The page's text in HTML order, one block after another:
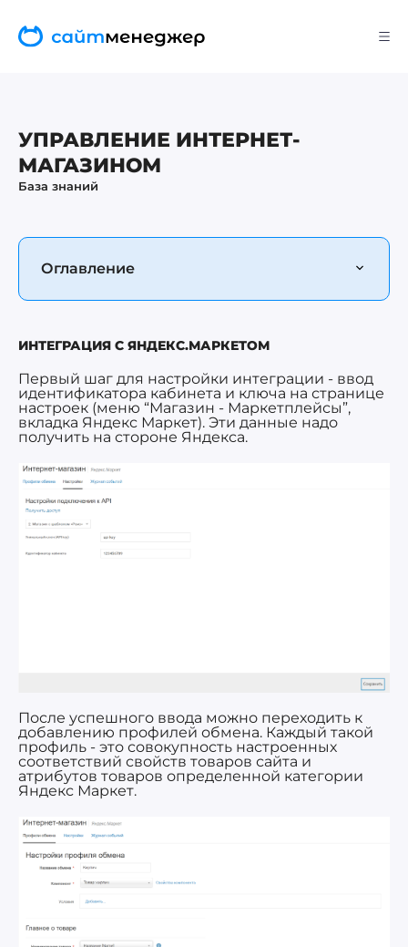
УПРАВЛЕНИЕ ИНТЕРНЕТ-
МАГАЗИНОМ
База знаний
Оглавление
ИНТЕГРАЦИЯ С ЯНДЕКС.МАРКЕТОМ
Первый шаг для настройки интеграции - ввод
идентификатора кабинета и ключа на странице
настроек (меню “Магазин - Маркетплейсы”,
вкладка Яндекс Маркет). Эти данные надо
получить на стороне Яндекса.
После успешного ввода можно переходить к
добавлению профилей обмена. Каждый такой
профиль - это совокупность настроенных
соответствий свойств товаров сайта и
атрибутов товаров определенной категории
Яндекс Маркет.